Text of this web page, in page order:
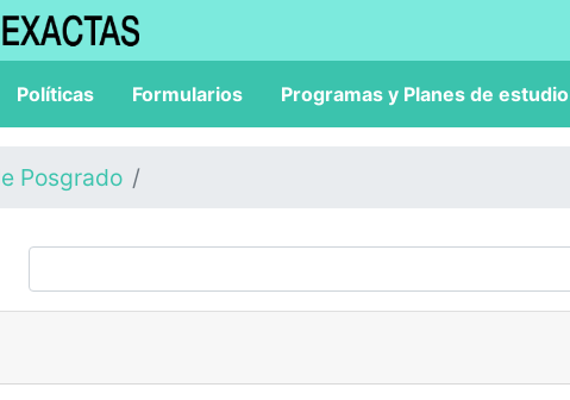
Políticas Formularios Programas y Planes de estudio
Posgrado